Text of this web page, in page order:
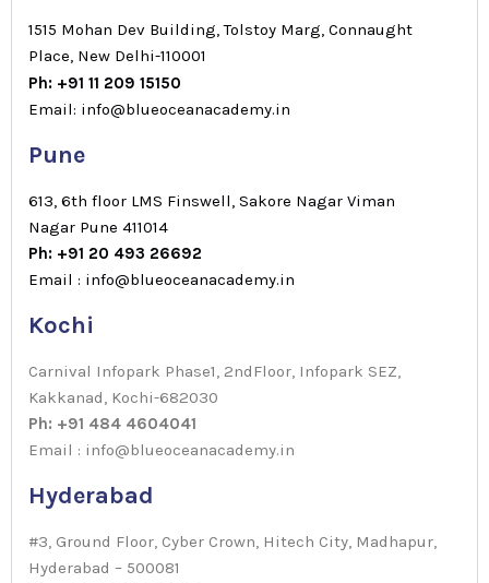
1515 Mohan Dev Building, Tolstoy Marg, Connaught
Place, New Delhi-110001
Ph: +91 11 209 15150
Email: info@blueoceanacademy.in
Pune
613, 6th floor LMS Finswell, Sakore Nagar Viman
Nagar Pune 411014
Ph: +91 20 493 26692
Email : info@blueoceanacademy.in
Kochi
Carnival Infopark Phase1, 2ndFloor, Infopark SEZ,
Kakkanad, Kochi-682030
Ph: +91 484 4604041
Email : info@blueoceanacademy.in
Hyderabad
#3, Ground Floor, Cyber Crown, Hitech City, Madhapur,
Hyderabad – 500081